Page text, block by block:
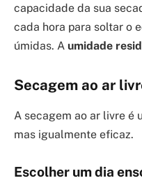
capacidade da sua
cada hora para soltar o
úmidas. A umidade
Secagem ao ar
A secagem ao ar livre é
mas igualmente eficaz.
Escolher um dia